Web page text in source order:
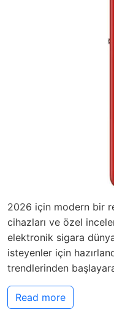
2026 için modern bir
cihazları ve özel
elektronik sigara
isteyenler için
trendlerinden
Read more